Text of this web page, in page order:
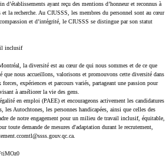
d’établissements ayant reçu des mentions d’honneur et reconnus à
la recherche. Au CIUSSS, les membres du personnel sont au cœur
et d’intégrité, le CIUSSS se distingue par son statut
inclusif
la diversité est au cœur de qui nous sommes et de ce que
que nous accueillons, valorisons et promouvons cette diversité dans
expériences et parcours variés, partageant une passion pour
à améliorer la vie des gens.
en emploi (PAEE) et encourageons activement les candidatures
les Autochtones, les personnes handicapées, ainsi que celles des
de notre engagement pour un milieu de travail inclusif, équitable,
toute demande de mesures d'adaptation durant le recrutement,